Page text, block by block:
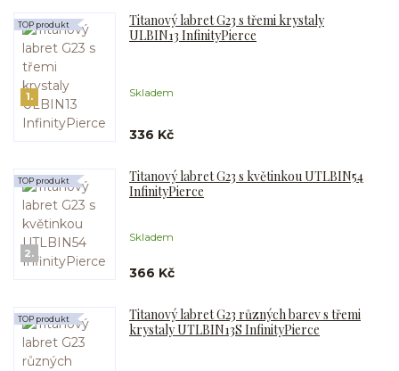
1.
Titanový labret G23 s třemi krystaly
ULBIN13 InfinityPierce
Skladem
TOP produkt
336 Kč
2.
Titanový labret G23 s květinkou UTLBIN54
InfinityPierce
Skladem
TOP produkt
366 Kč
Titanový labret G23 různých barev s třemi
krystaly UTLBIN13S InfinityPierce
TOP produkt